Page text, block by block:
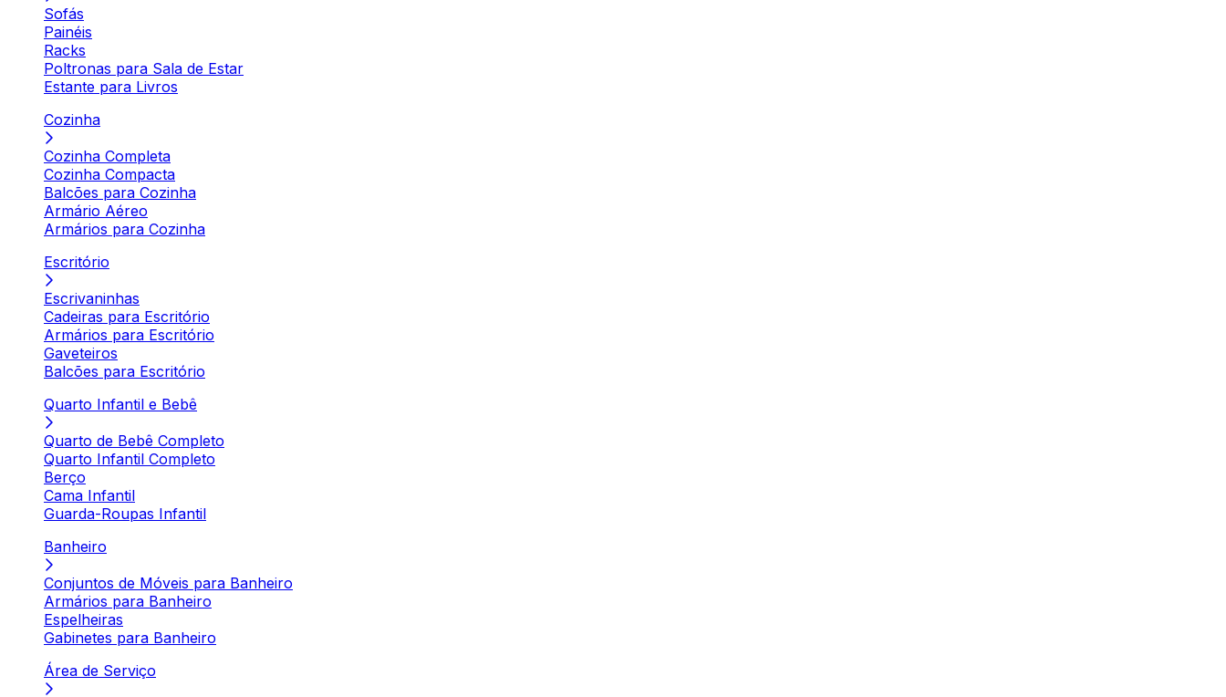
Sofás
Painéis
Racks
Poltronas para Sala de Estar
Estante para Livros
Cozinha
Cozinha Completa
Cozinha Compacta
Balcões para Cozinha
Armário Aéreo
Armários para Cozinha
Escritório
Escrivaninhas
Cadeiras para Escritório
Armários para Escritório
Gaveteiros
Balcões para Escritório
Quarto Infantil e Bebê
Quarto de Bebê Completo
Quarto Infantil Completo
Berço
Cama Infantil
Guarda-Roupas Infantil
Banheiro
Conjuntos de Móveis para Banheiro
Armários para Banheiro
Espelheiras
Gabinetes para Banheiro
Área de Serviço